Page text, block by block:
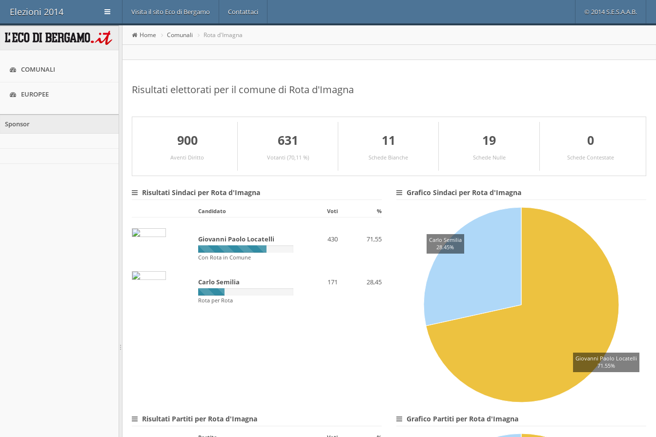
Elezioni 2014 Visita il sito Eco di Bergamo Contattaci © 2014 S.E.S.A.A.B.
COMUNALI
EUROPEE
Sponsor
Home Comunali Rota d'Imagna
Risultati elettorati per il comune di Rota d'Imagna
900
Aventi Diritto
631
Votanti (70,11 %)
11
Schede Bianche
19
Schede Nulle
0
Schede Contestate
Risultati Sindaci per Rota d'Imagna
Candidato Voti %
Giovanni Paolo Locatelli
Con Rota in Comune
430 71,55
Carlo Semilia
Rota per Rota
171 28,45
Grafico Sindaci per Rota d'Imagna
Giovanni Paolo Locatelli
71.55%
Carlo Semilia
28.45%
Risultati Partiti per Rota d'Imagna Grafico Partiti per Rota d'Imagna